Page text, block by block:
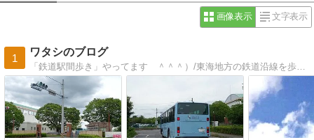
画像表示 文字表示
1
ワタシのブログ